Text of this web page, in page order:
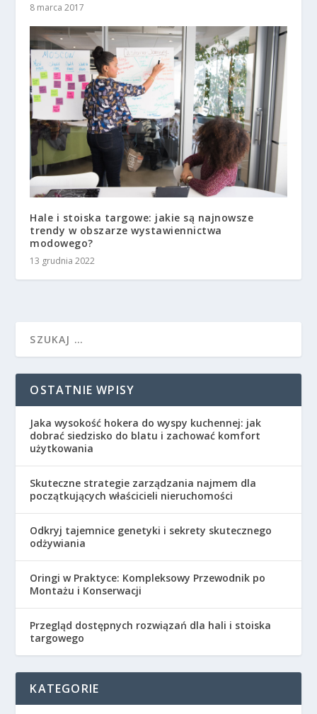
8 marca 2017
Hale i stoiska targowe: jakie są najnowsze
trendy w obszarze wystawiennictwa
modowego?
13 grudnia 2022
OSTATNIE WPISY
Jaka wysokość hokera do wyspy kuchennej: jak
dobrać siedzisko do blatu i zachować komfort
użytkowania
Skuteczne strategie zarządzania najmem dla
początkujących właścicieli nieruchomości
Odkryj tajemnice genetyki i sekrety skutecznego
odżywiania
Oringi w Praktyce: Kompleksowy Przewodnik po
Montażu i Konserwacji
Przegląd dostępnych rozwiązań dla hali i stoiska
targowego
KATEGORIE